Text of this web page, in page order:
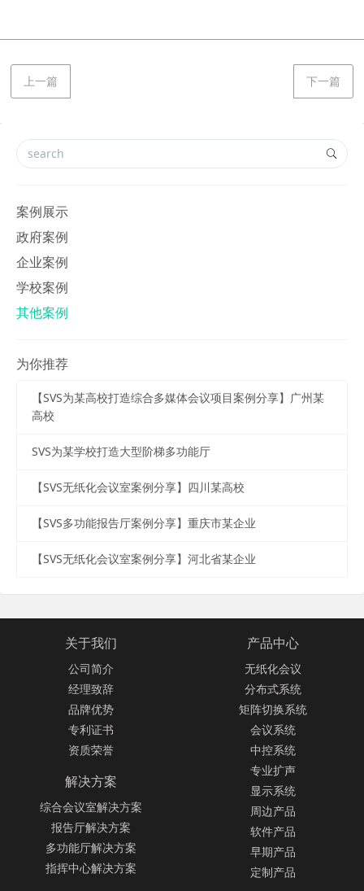
上一篇 下一篇
案例展示
政府案例
企业案例
学校案例
其他案例
为你推荐
【SVS为某高校打造综合多媒体会议项目案例分享】广州某
高校
SVS为某学校打造大型阶梯多功能厅
【SVS无纸化会议室案例分享】四川某高校
【SVS多功能报告厅案例分享】重庆市某企业
【SVS无纸化会议室案例分享】河北省某企业
关于我们
公司简介
经理致辞
品牌优势
专利证书
资质荣誉
产品中心
无纸化会议
分布式系统
矩阵切换系统
会议系统
中控系统
专业扩声
显示系统
周边产品
软件产品
早期产品
定制产品
解决方案
综合会议室解决方案
报告厅解决方案
多功能厅解决方案
指挥中心解决方案